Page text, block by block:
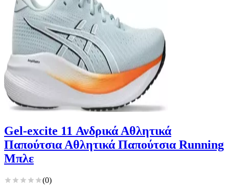
Gel-excite 11 Ανδρικά Αθλητικά
Παπούτσια Αθλητικά Παπούτσια Running
Μπλε
(0)